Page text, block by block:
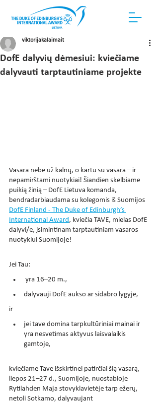
DofE dalyvių dėmesiui: kviečiame
dalyvauti tarptautiniame projekte
viktorijakalaimait
Vasara nebe už kalnų, o kartu su vasara – ir
nepamirštami nuotykiai! Šiandien skelbiame
puikią žinią – DofE Lietuva komanda,
bendradarbiaudama su kolegomis iš Suomijos
DofE Finland - The Duke of Edinburgh’s
International Award , kviečia TAVE, mielas DofE
dalyvi/e, įsimintinam tarptautiniam vasaros
nuotykiui Suomijoje!
Jei Tau:
yra 16–20 m.,
dalyvauji DofE aukso ar sidabro lygyje,
ir
jei tave domina tarpkultūriniai mainai ir
yra nesvetimas aktyvus laisvalaikis
gamtoje,
kviečiame Tave išskirtinei patirčiai šią vasarą,
liepos 21–27 d., Suomijoje, nuostabioje
Rytilahden Maja stovyklavietėje tarp ežerų,
netoli Sotkamo, dalyvaujant